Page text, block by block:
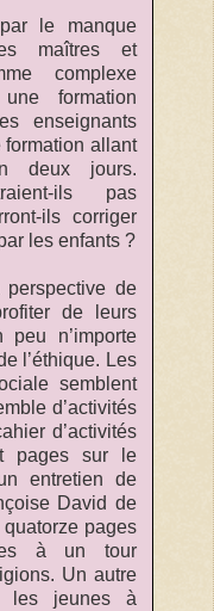
le manque
maîtres et
complexe
formation
enseignants
formation allant
deux jours.
ils pas
ils corriger
les enfants ?
de
de leurs
n’importe
l’éthique. Les
semblent
d’activités
d’activités
pages sur le
entretien de
David de
pages
à un tour
Un autre
les jeunes à